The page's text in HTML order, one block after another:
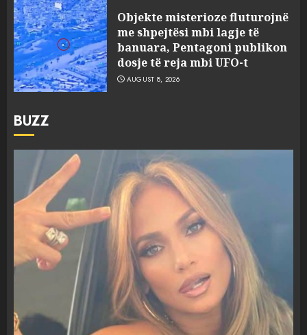
Objekte misterioze fluturojnë
me shpejtësi mbi lagje të
banuara, Pentagoni publikon
dosje të reja mbi UFO-t
AUGUST 8, 2026
BUZZ